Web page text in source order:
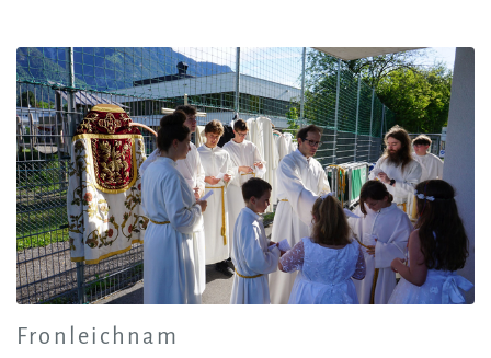
Fronleichnam